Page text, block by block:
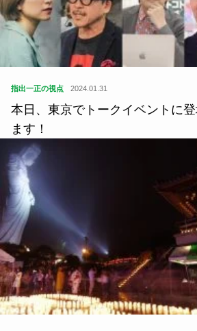
指出一正の視点 2024.01.31
本日、東京でトークイベントに
ます！